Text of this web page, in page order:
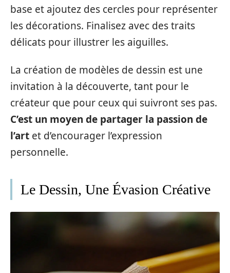
base et ajoutez des cercles pour représenter
les décorations. Finalisez avec des traits
délicats pour illustrer les aiguilles.
La création de modèles de dessin est une
invitation à la découverte, tant pour le
créateur que pour ceux qui suivront ses pas.
C’est un moyen de partager la passion de
l’art et d’encourager l’expression
personnelle.
Le Dessin, Une Évasion Créative